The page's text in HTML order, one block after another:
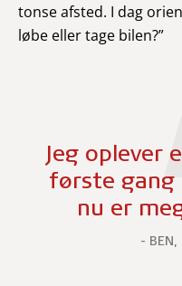
tonse afsted. I dag
løbe eller tage bilen?”
Jeg oplever
første gang
nu er
BEN,